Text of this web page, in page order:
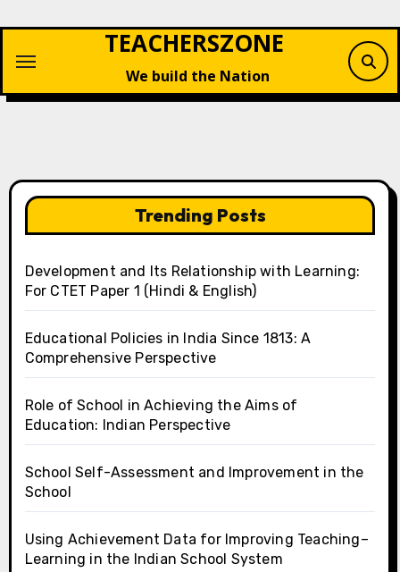
content
TEACHERSZONE
We build the Nation
Trending Posts
Development and Its Relationship with Learning:
For CTET Paper 1 (Hindi & English)
Educational Policies in India Since 1813: A
Comprehensive Perspective
Role of School in Achieving the Aims of
Education: Indian Perspective
School Self-Assessment and Improvement in the
School
Using Achievement Data for Improving Teaching–
Learning in the Indian School System